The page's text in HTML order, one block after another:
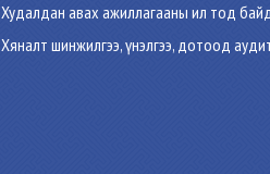
Худалдан авах ажиллагааны ил тод
Хяналт шинжилгээ, үнэлгээ, дотоод